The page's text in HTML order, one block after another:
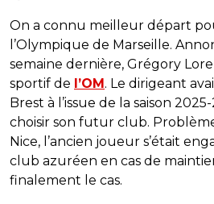
On a connu meilleur départ
l’Olympique de Marseille.
semaine dernière, Grégory
sportif de l’OM . Le dirigeant
Brest à l’issue de la saison
choisir son futur club.
Nice, l’ancien joueur s’était
club azuréen en cas de
finalement le cas.